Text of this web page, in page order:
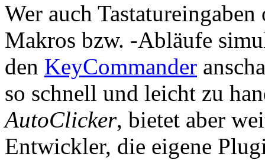
Wer auch
Makros bzw. -Abläufe
den KeyCommander
so schnell und leicht zu
AutoClicker, bietet aber
Entwickler, die eigene